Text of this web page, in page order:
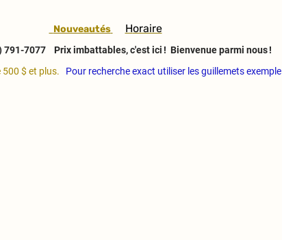
Nouveautés Horaire
791-7077
Prix imbattables, c'est ici ! Bienvenue parmi nous !
$ et plus.
Pour recherche exact utiliser les guillemets exemple